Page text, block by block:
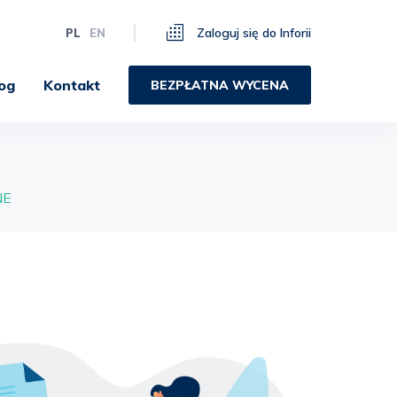
PL EN Zaloguj się do Inforii
Kontakt BEZPŁATNA WYCENA